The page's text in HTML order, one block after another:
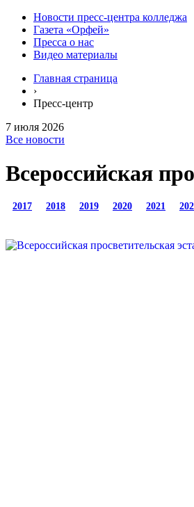
Новости пресс-центра колледжа
Газета «Орфей»
Пресса о нас
Видео материалы
Главная страница
›
Пресс-центр
7 июля 2026
Все новости
Всероссийская
2017 2018 2019 2020 2021